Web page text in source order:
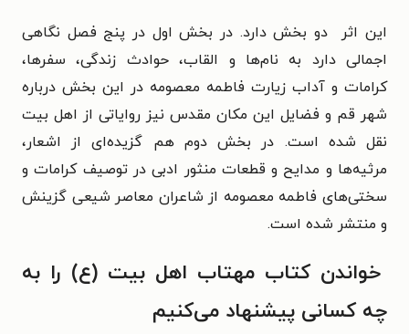
این اثر دو بخش دارد. در بخش اول در پنج فصل نگاهی
اجمالی دارد به نام‌ها و القاب، حوادث زندگی، سفرها،
کرامات و آداب زیارت فاطمه معصومه در این بخش درباره
شهر قم و فضایل این مکان مقدس نیز روایاتی از اهل‏ بیت
نقل شده است. در بخش دوم هم گزیده‏‌ای از اشعار،
مرثیه‌ها و مدایح و قطعات منثور ادبی در توصیف کرامات و
سختی‌های فاطمه معصومه از شاعران معاصر شیعی گزینش
و منتشر شده است.
خواندن کتاب مهتاب اهل بیت (ع) را به
چه کسانی پیشنهاد می‌کنیم